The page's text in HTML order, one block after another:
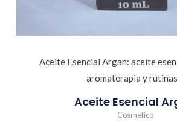
Aceite Esencial Argan: aceite
aromaterapia y
Aceite Esencial
Cosmetico